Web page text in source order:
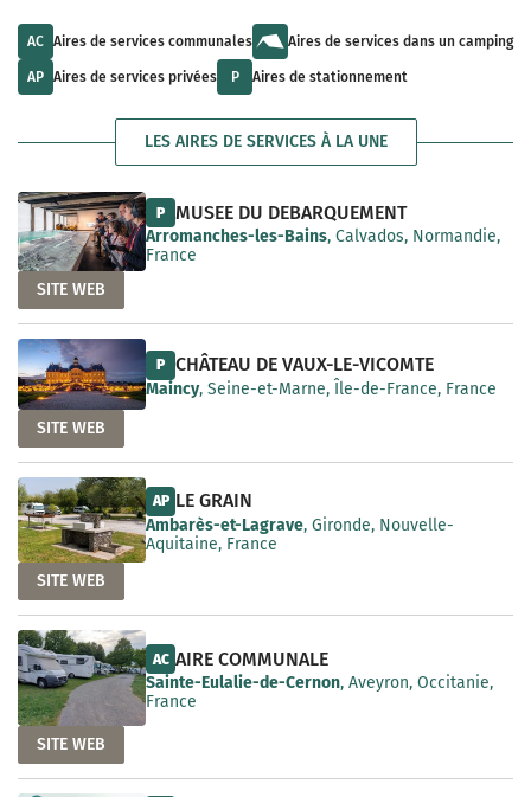
i
l
b
l
t
s
v
a
a
e
l
t
a
v
l
l
e
AC Aires de services communales Aires de services dans un camping
AP Aires de services privées P Aires de stationnement
LES AIRES DE SERVICES À LA UNE
P MUSEE DU DEBARQUEMENT
Arromanches-les-Bains, Calvados, Normandie,
France
SITE WEB
P CHÂTEAU DE VAUX-LE-VICOMTE
Maincy, Seine-et-Marne, Île-de-France, France
SITE WEB
AP LE GRAIN
Ambarès-et-Lagrave, Gironde, Nouvelle-
Aquitaine, France
SITE WEB
AC AIRE COMMUNALE
Sainte-Eulalie-de-Cernon, Aveyron, Occitanie,
France
SITE WEB